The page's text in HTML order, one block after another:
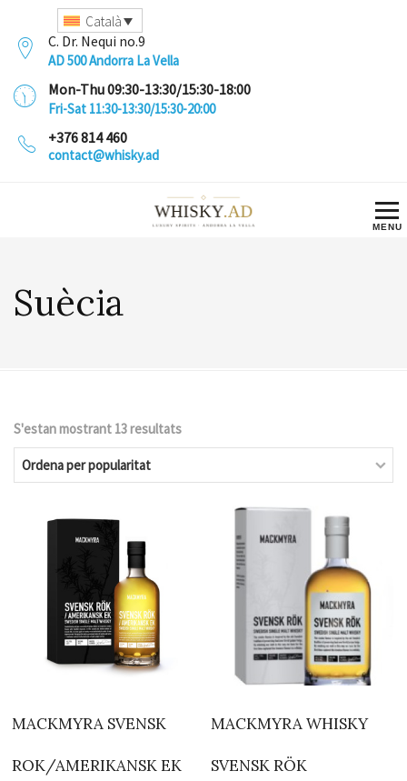
Català
C. Dr. Nequi no.9
AD 500 Andorra La Vella
Mon-Thu 09:30-13:30/15:30-18:00
Fri-Sat 11:30-13:30/15:30-20:00
+376 814 460
contact@whisky.ad
Suècia
S'estan mostrant 13 resultats
per
popularitat
MACKMYRA SVENSK
ROK/AMERIKANSK EK
MACKMYRA WHISKY
SVENSK RÖK